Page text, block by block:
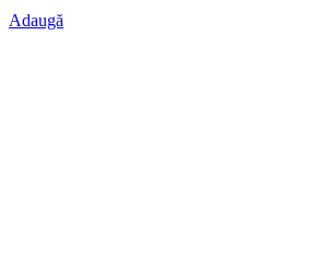
Adaugă